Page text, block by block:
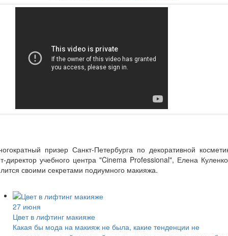
призер Санкт-Петербурга по декоративной
директор учебного центра "Cinema Professional", Елена
своими секретами подиумного макияжа.
27 июня
Цвет в лифтинг макияже
Какая бы мода на макияж не была, какие тенденции не